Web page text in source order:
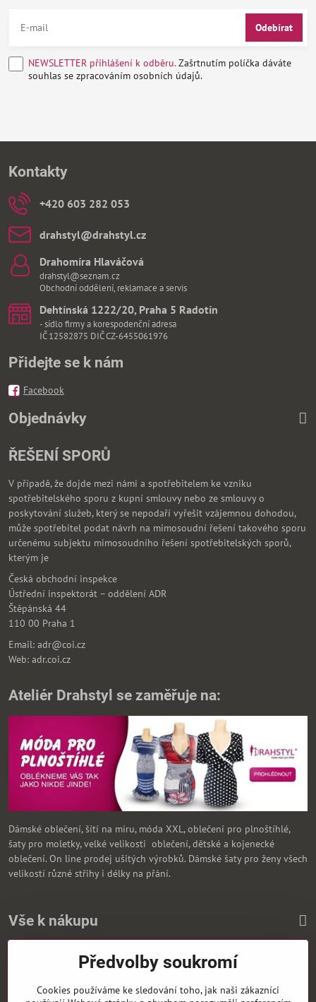
Odebírat
NEWSLETTER přihlášení k odběru.Zašrtnutím políčka dáváte
souhlas se zpracováním osobních údajů.
Kontakty
+420 603 282 053
drahstyl​@drahstyl​.cz
Drahomíra Hlaváčová
drahstyl@seznam.cz
Obchodní oddělení, reklamace a servis
Dehtínská 1222/20, Praha 5 Radotín
- sídlo firmy a korespodenční adresa
IČ 12582875 DIČ CZ-6455061976
Přidejte se k nám
Facebook
Objednávky
ŘEŠENÍ SPORŮ
V případě, že dojde mezi námi a spotřebitelem ke vzniku
spotřebitelského sporu z kupní smlouvy nebo ze smlouvy o
poskytování služeb, který se nepodaří vyřešit vzájemnou dohodou,
může spotřebitel podat návrh na mimosoudní řešení takového sporu
určenému subjektu mimosoudního řešení spotřebitelských sporů,
kterým je
Česká obchodní inspekce
Ústřední inspektorát – oddělení ADR
Štěpánská 44
110 00 Praha 1
Email: adr@coi.cz
Web: adr.coi.cz
Ateliér Drahstyl se zaměřuje na:
Dámské oblečení, šítí na míru, móda XXL, oblečení pro plnoštíhlé,
šaty pro moletky, velké velikosti oblečení, dětské a kojenecké
oblečení. On line prodej ušitých výrobků. Dámské šaty pro ženy všech
velikostí různé střihy i délky na přání.
Vše k nákupu
Zasíláme i na SlovenskoPředvolby soukromí
Cookies používáme ke sledování toho, jak naši zákazníci